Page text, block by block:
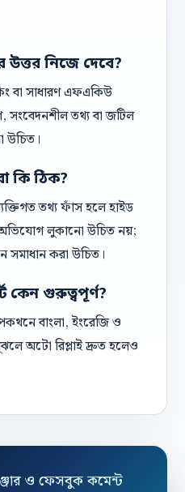
উত্তর নিজে দেবে?
বা সাধারণ এফএকিউ
তথ্য বা জটিল
উচিত।
কি ঠিক?
তথ্য ফাঁস হলে হাইড
অভিযোগ লুকানো উচিত নয়;
সমাধান করা উচিত।
কেন গুরুত্বপূর্ণ?
বাংলা, ইংরেজি ও
অটো রিপ্লাই দ্রুত হলেও
ও ফেসবুক কমেন্ট